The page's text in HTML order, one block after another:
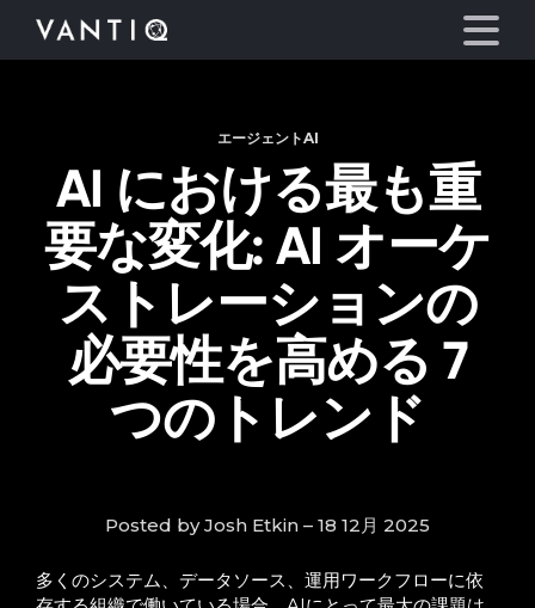
プラットフォーム
事業内容
パートナーシップ
お役立ち情報
会社情報
エージェントAI
AI における最も重
要な変化: AI オーケ
ストレーションの
必要性を高める 7
つのトレンド
Posted by Josh Etkin – 18 12月 2025
多くのシステム、データソース、運用ワークフローに依